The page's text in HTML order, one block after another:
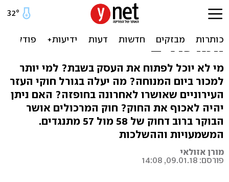
מה ייפתח ומה ייסגר בשבת?
כל מה שצריך לדעת על "חוק
המרכולים"
מי לא יוכל לפתוח את העסק בשבת? למי יותר
למכור ביום המנוחה? מה יעלה בגורל חוקי העזר
העירוניים שאושרו לאחרונה בחופזה? האם ניתן
יהיה לאכוף את החוק? חוק המרכולים אושר
הבוקר ברוב דחוק של 58 מול 57 מתנגדים.
המשמעויות וההשלכות
מורן אזולאי
פורסם: 09.01.18, 14:08